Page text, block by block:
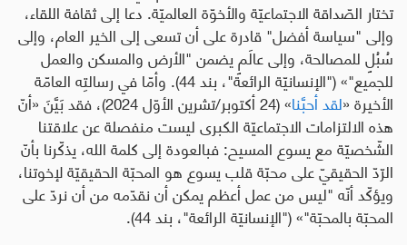
تختار الصّداقة الاجتماعيّة والأخوّة العالميّة. دعا إلى ثقافة اللقاء،
وإلى "سياسة أفضل" قادرة على أن تسعى إلى الخير العام، وإلى
سُبُلٍ للمصالحة، وإلى عالَمٍ يضمن "الأرض والمسكن والعمل
للجميع"» ("الإنسانيّة الرائعة"، بند 44). وأمّا في رسالتِه العامّة
الأخيرة «لقد أحبَّنا » (24 أكتوبر/تشرين الأوّل 2024)، فقد بَيَّنَ «أنّ
هذه الالتزامات الاجتماعيّة الكبرى ليست منفصلة عن علاقتنا
الشّخصيّة مع يسوع المسيح: فبالعودة إلى كلمة الله، يذكّرنا بأنّ
الرّدّ الحقيقيّ على محبّة قلب يسوع هو المحبّة الحقيقيّة لإخوتنا،
ويؤكّد أنّه "ليس من عمل أعظم يمكن أن نقدّمه من أن نردّ على
المحبّة بالمحبّة"» ("الإنسانيّة الرائعة"، بند 44).